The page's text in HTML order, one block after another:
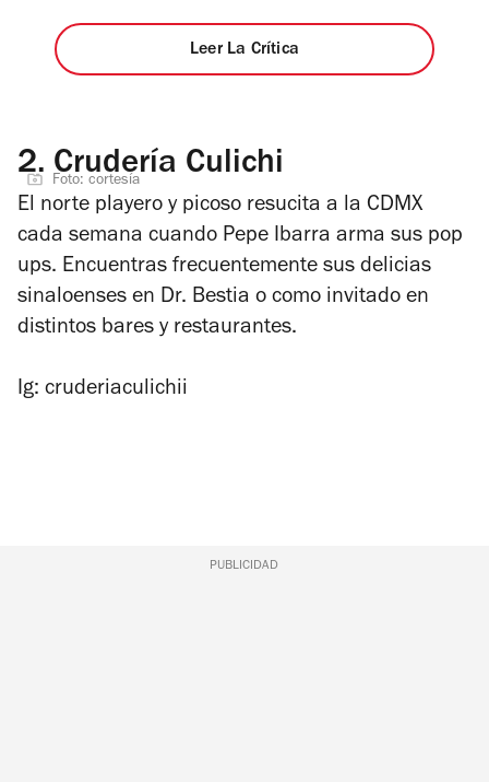
Leer La Crítica
2. Crudería Culichi
Foto: cortesía
El norte playero y picoso resucita a la CDMX
cada semana cuando Pepe Ibarra arma sus pop
ups. Encuentras frecuentemente sus delicias
sinaloenses en Dr. Bestia o como invitado en
distintos bares y restaurantes.
Ig: cruderiaculichii
PUBLICIDAD